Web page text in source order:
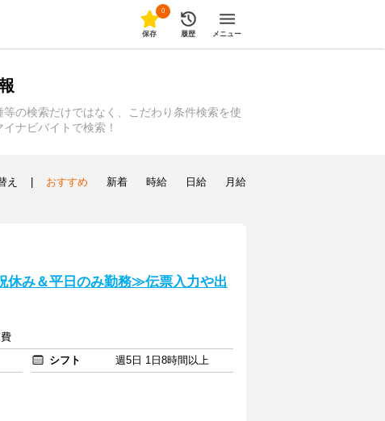
0
保存 履歴 メニュー
の検索だけではなく、こだわり条件検索を使
ナビバイトで検索！
え おすすめ 新着 時給 日給 月給
休み＆平日のみ勤務≫伝票入力や出
シフト
週5日 1日8時間以上